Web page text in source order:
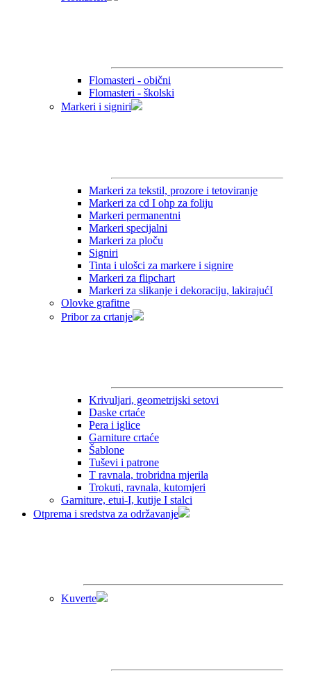
Flomasteri - obični
Flomasteri - školski
Markeri i signiri
Markeri za tekstil, prozore i tetoviranje
Markeri za cd I ohp za foliju
Markeri permanentni
Markeri specijalni
Markeri za ploču
Signiri
Tinta i ulošci za markere i signire
Markeri za flipchart
Markeri za slikanje i dekoraciju, lakirajućI
Olovke grafitne
Pribor za crtanje
Krivuljari, geometrijski setovi
Daske crtaće
Pera i iglice
Garniture crtaće
Šablone
Tuševi i patrone
T ravnala, trobridna mjerila
Trokuti, ravnala, kutomjeri
Garniture, etui-I, kutije I stalci
Otprema i sredstva za održavanje
Kuverte